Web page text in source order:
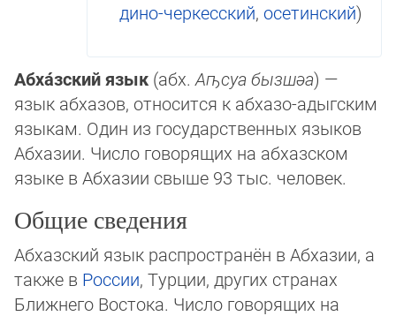
дино-чер­кес­ский, осетинский)
Абха́зский язык (абх. Аҧсуа бызшәа) —
язык аб­ха­зов, от­но­сит­ся к аб­ха­зо-адыг­ским
язы­кам. Один из государственных языков
Аб­ха­зии. Чис­ло го­во­ря­щих на абхазском
языке в Аб­ха­зии свыше 93 тыс. человек.
Общие сведения
Абхазский язык рас­про­стра­нён в Абхазии, а
так­же в России, Тур­ции, других стра­нах
Ближ­не­го Вос­то­ка. Чис­ло го­во­ря­щих на